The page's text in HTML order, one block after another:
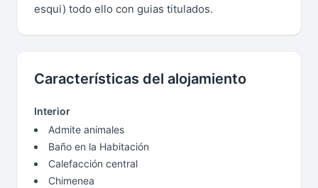
esqui) todo ello con guias titulados.
Características del alojamiento
Interior
Admite animales
Baño en la Habitación
Calefacción central
Chimenea